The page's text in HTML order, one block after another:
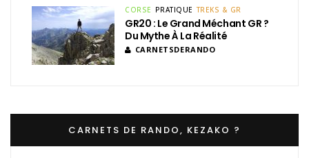
CORSE PRATIQUE TREKS & GR
GR20 : Le Grand Méchant GR ?
Du Mythe À La Réalité
CARNETSDERANDO
CARNETS DE RANDO, KEZAKO ?